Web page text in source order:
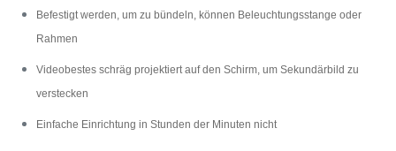
Befestigt werden, um zu bündeln, können Beleuchtungsstange oder
Rahmen
Videobestes schräg projektiert auf den Schirm, um Sekundärbild zu
verstecken
Einfache Einrichtung in Stunden der Minuten nicht